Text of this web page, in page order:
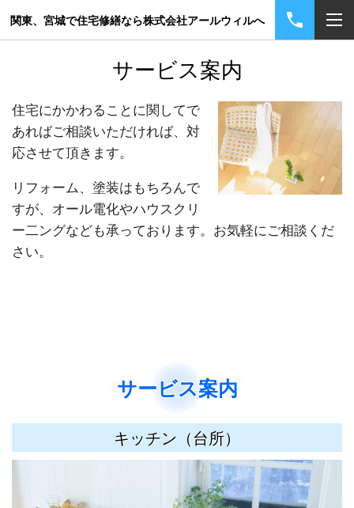
関東、宮城で住宅修繕なら株式会社アールウィルへ
サービス案内
住宅にかかわることに関してで
あればご相談いただければ、対
応させて頂きます。
リフォーム、塗装はもちろんで
すが、オール電化やハウスクリ
ー二ングなども承っております。お気軽にご相談くだ
さい。
サービス案内
キッチン（台所）